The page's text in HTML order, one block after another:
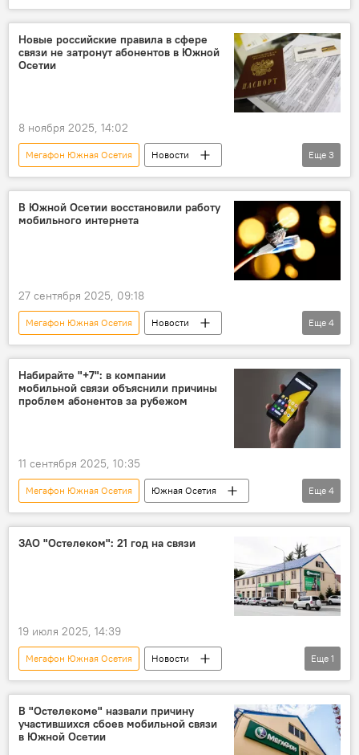
Новости
Новые российские правила в сфере
связи не затронут абонентов в Южной
Осетии
8 ноября 2025, 14:02
Мегафон Южная Осетия
Новости
Южная Осетия
Общество
Мобильная связь
Еще 3
В Южной Осетии восстановили работу
мобильного интернета
27 сентября 2025, 09:18
Мегафон Южная Осетия
Новости
Южная Осетия
Северная Осетия
Интернет
Общество
Еще 4
Набирайте "+7": в компании
мобильной связи объяснили причины
проблем абонентов за рубежом
11 сентября 2025, 10:35
Мегафон Южная Осетия
Южная Осетия
Новости
Общество
Мобильная связь
связь
Еще 4
ЗАО "Остелеком": 21 год на связи
19 июля 2025, 14:39
Мегафон Южная Осетия
Новости
Южная Осетия
Еще 1
В "Остелекоме" назвали причину
участившихся сбоев мобильной связи
в Южной Осетии